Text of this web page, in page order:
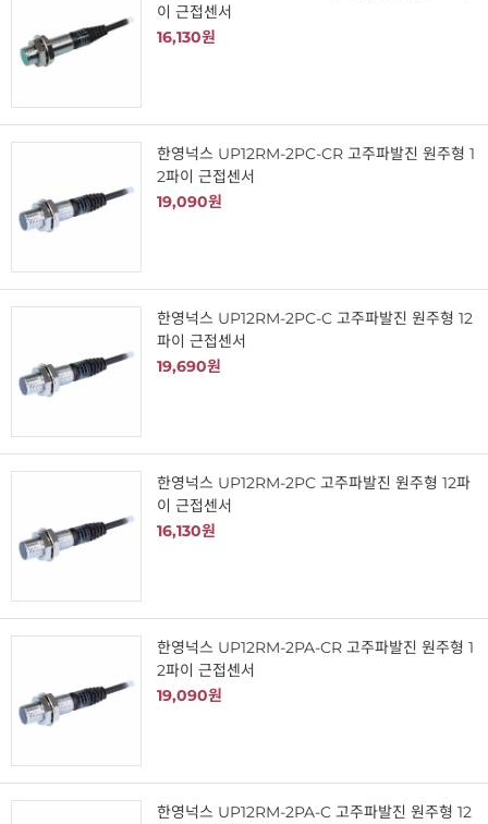
이 근접센서
16,130원
한영넉스 UP12RM-2PC-CR 고주파발진 원주형 1
2파이 근접센서
19,090원
한영넉스 UP12RM-2PC-C 고주파발진 원주형 12
파이 근접센서
19,690원
한영넉스 UP12RM-2PC 고주파발진 원주형 12파
이 근접센서
16,130원
한영넉스 UP12RM-2PA-CR 고주파발진 원주형 1
2파이 근접센서
19,090원
한영넉스 UP12RM-2PA-C 고주파발진 원주형 12